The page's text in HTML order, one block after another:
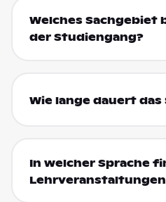
Welches Sachgebiet
der Studiengang?
Wie lange dauert das
In welcher Sprache